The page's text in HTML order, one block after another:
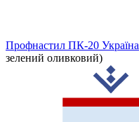
Профнастил ПК-20 Україна
зелений оливковий)